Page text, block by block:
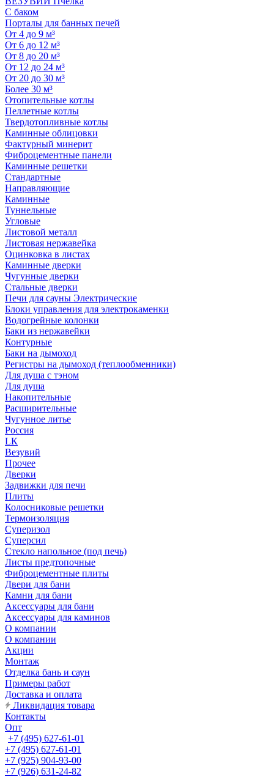
С баком
Порталы для банных печей
От 4 до 9 м³
От 6 до 12 м³
От 8 до 20 м³
От 12 до 24 м³
От 20 до 30 м³
Более 30 м³
Отопительные котлы
Пеллетные котлы
Твердотопливные котлы
Каминные облицовки
Фактурный минерит
Фиброцементные панели
Каминные решетки
Стандартные
Направляющие
Каминные
Туннельные
Угловые
Листовой металл
Листовая нержавейка
Оцинковка в листах
Каминные дверки
Чугунные дверки
Стальные дверки
Печи для сауны Электрические
Блоки управления для электрокаменки
Водогрейные колонки
Баки из нержавейки
Контурные
Баки на дымоход
Регистры на дымоход (теплообменники)
Для душа с тэном
Для душа
Накопительные
Расширительные
Чугунное литье
Россия
LК
Везувий
Прочее
Дверки
Задвижки для печи
Плиты
Колосниковые решетки
Термоизоляция
Суперизол
Суперсил
Стекло напольное (под печь)
Листы предтопочные
Фиброцементные плиты
Двери для бани
Камни для бани
Аксессуары для бани
Аксессуары для каминов
О компании
О компании
Акции
Монтаж
Отделка бань и саун
Примеры работ
Доставка и оплата
Ликвидация товара
Контакты
Опт
+7 (495) 627-61-01
+7 (495) 627-61-01
+7 (925) 904-93-00
+7 (926) 631-24-82